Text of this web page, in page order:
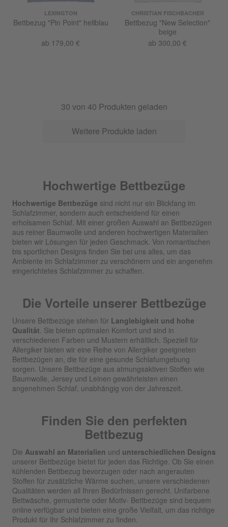
LEXINGTON
Bettbezug "Pin Point" hellblau
ab 179,00 €
CHRISTIAN FISCHBACHER
Bettbezug "New Selection"
beige
ab 300,00 €
30 von 40 Produkten geladen
Weitere Produkte laden
Hochwertige Bettbezüge
Hochwertige Bettbezüge sind nicht nur ein Blickfang im
Schlafzimmer, sondern auch entscheidend für einen
erholsamen Schlaf. Mit einer großen Auswahl an Bettbezügen
aus reiner Baumwolle und anderen hochwertigen Materialien
bieten wir Lösungen für jeden Geschmack. Von romantischen
bis sportlichen Designs finden Sie bei uns alles, um das
Ambiente im Schlafzimmer zu verschönern und ein angenehm
eingerichtetes Schlafzimmer zu schaffen.
Die Vorteile unserer Bettbezüge
Unsere Bettbezüge stehen für Langlebigkeit und hohe
Qualität . Sie bieten optimalen Komfort und sind in
verschiedenen Farben und Mustern erhältlich. Speziell für
Allergiker bieten wir eine Reihe von Allergiker geeigneten
Bettbezügen an, die für eine gesunde Schlafumgebung
sorgen. Unsere Bettbezüge aus atmungsaktiven Stoffen wie
Baumwolle, Jersey und Leinen gewährleisten einen
angenehmen Schlaf, unabhängig von der Jahreszeit.
Finden Sie den perfekten
Bettbezug
Die Auswahl an Materialien und unterschiedlichen Designs
unserer Bettbezüge bietet für jeden das Richtige. Ob Sie einen
kühlenden Bettbezug bevorzugen oder nach angerauten
Stoffen für zusätzliche Wärme suchen, unsere verschiedenen
Qualitäten werden all Ihren Bedürfnissen gerecht. Unifarbene
Bettwäsche, gemusterte oder Motiv- Bettbezüge sind bequem
online verfügbar und bieten eine große Vielfalt, um das richtige
Produkt für Ihr Schlafzimmer zu finden.